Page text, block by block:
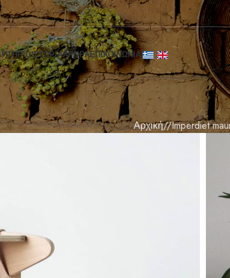
ΙΣΤΟΡΙΑΑΡΘΡΑΕΠΙΚΟΙΝΩΝΙΑ
Αρχική Imperdiet